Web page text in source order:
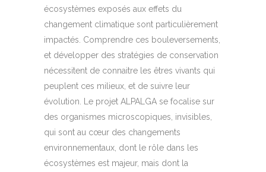
écosystèmes exposés aux effets du
changement climatique sont particulièrement
impactés. Comprendre ces bouleversements,
et développer des stratégies de conservation
nécessitent de connaitre les êtres vivants qui
peuplent ces milieux, et de suivre leur
évolution. Le projet ALPALGA se focalise sur
des organismes microscopiques, invisibles,
qui sont au cœur des changements
environnementaux, dont le rôle dans les
écosystèmes est majeur, mais dont la